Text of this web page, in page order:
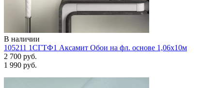
В наличии
105211 1СГТФ1 Аксамит Обои на фл. основе 1,06х10м
2 700 руб.
1 990 руб.